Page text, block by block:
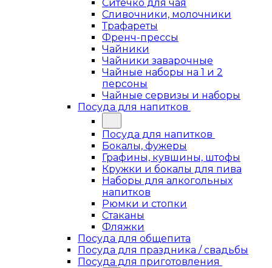
Ситечко для чая
Сливочники, молочники
Трафареты
Френч-прессы
Чайники
Чайники заварочные
Чайные наборы на 1 и 2
персоны
Чайные сервизы и наборы
Посуда для напитков
Посуда для напитков
Бокалы, фужеры
Графины, кувшины, штофы
Кружки и бокалы для пива
Наборы для алкогольных
напитков
Рюмки и стопки
Стаканы
Фляжки
Посуда для общепита
Посуда для праздника / свадьбы
Посуда для приготовления